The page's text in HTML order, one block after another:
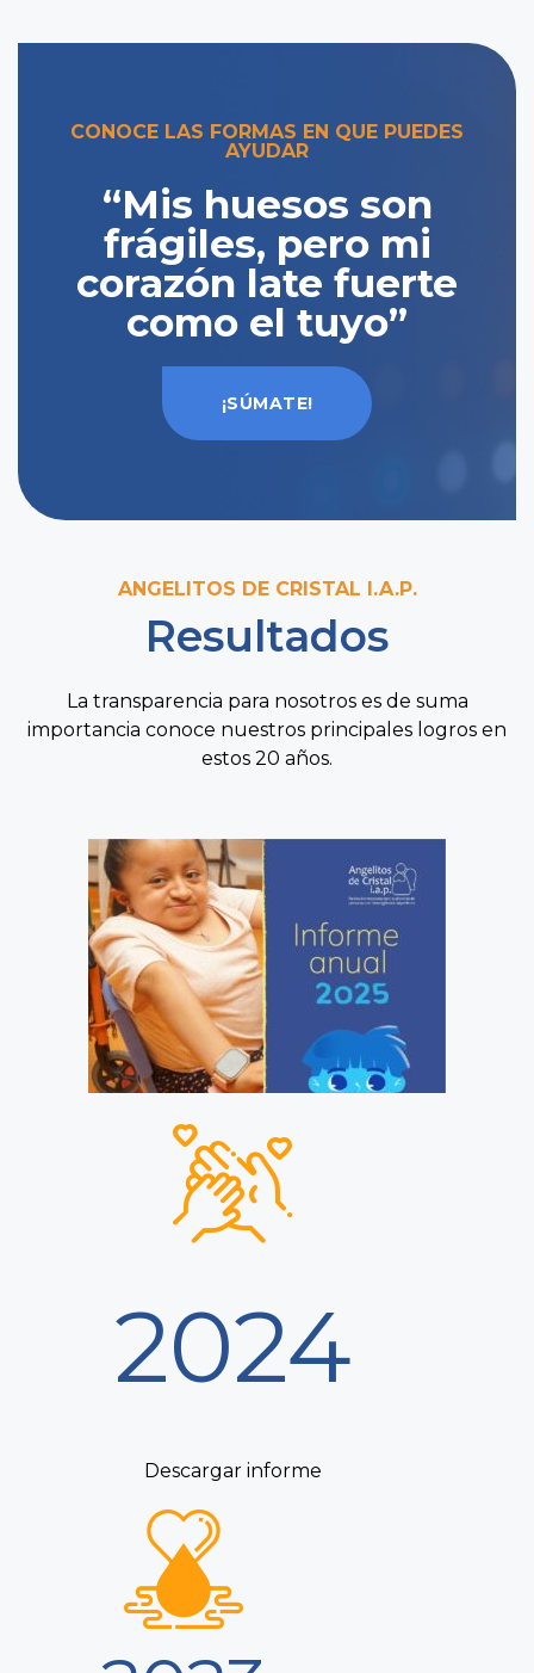
CONOCE LAS FORMAS EN QUE PUEDES
AYUDAR
“Mis huesos son
frágiles, pero mi
corazón late fuerte
como el tuyo”
¡SÚMATE!
ANGELITOS DE CRISTAL I.A.P.
Resultados
La transparencia para nosotros es de suma
importancia conoce nuestros principales logros en
estos 20 años.
2024
Descargar informe